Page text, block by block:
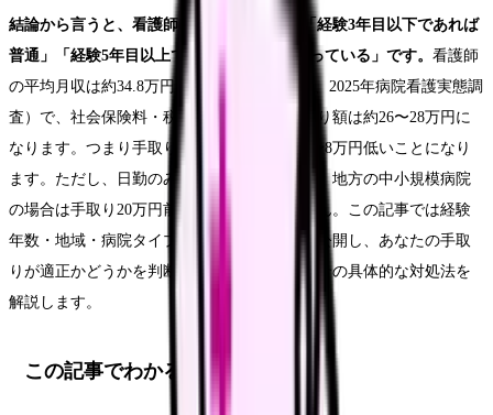
結論から言うと、看護師の手取り20万円は「経験3年目以下であれば
普通」「経験5年目以上であれば平均を下回っている」です。 看護師
の平均月収は約34.8万円（税引前・手当込み、2025年病院看護実態調
査）で、社会保険料・税金を差し引いた手取り額は約26〜28万円に
なります。つまり手取り20万円は平均より6〜8万円低いことになり
ます。ただし、日勤のみ・夜勤なしの場合や、地方の中小規模病院
の場合は手取り20万円前後も珍しくありません。この記事では経験
年数・地域・病院タイプ別の手取りデータを公開し、あなたの手取
りが適正かどうかを判断する基準と、低い場合の具体的な対処法を
解説します。
この記事でわかること